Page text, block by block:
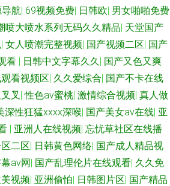
航| 69视频免费| 日韩欧| 男女啪啪免费
喷大喷水系列无码久久精品| 天堂国产
| 女人喷潮完整视频| 国产视频二区| 国产
看 | 日韩中文字幕久久| 国产又色又爽
看视频区| 久久爱综合| 国产不卡在线
叉 |性色av蜜桃| 激情综合视频| 真人做
深性狂猛ⅹxxx深喉| 国产美女av在线| 亚
| 亚洲人在线视频| 忘忧草社区在线播
二区| 日韩黄色网络| 国产成人精品视
av网| 国产乱理伦片在线观看| 久久免
视频| 亚洲偷怕| 日韩图片区| 国产精品